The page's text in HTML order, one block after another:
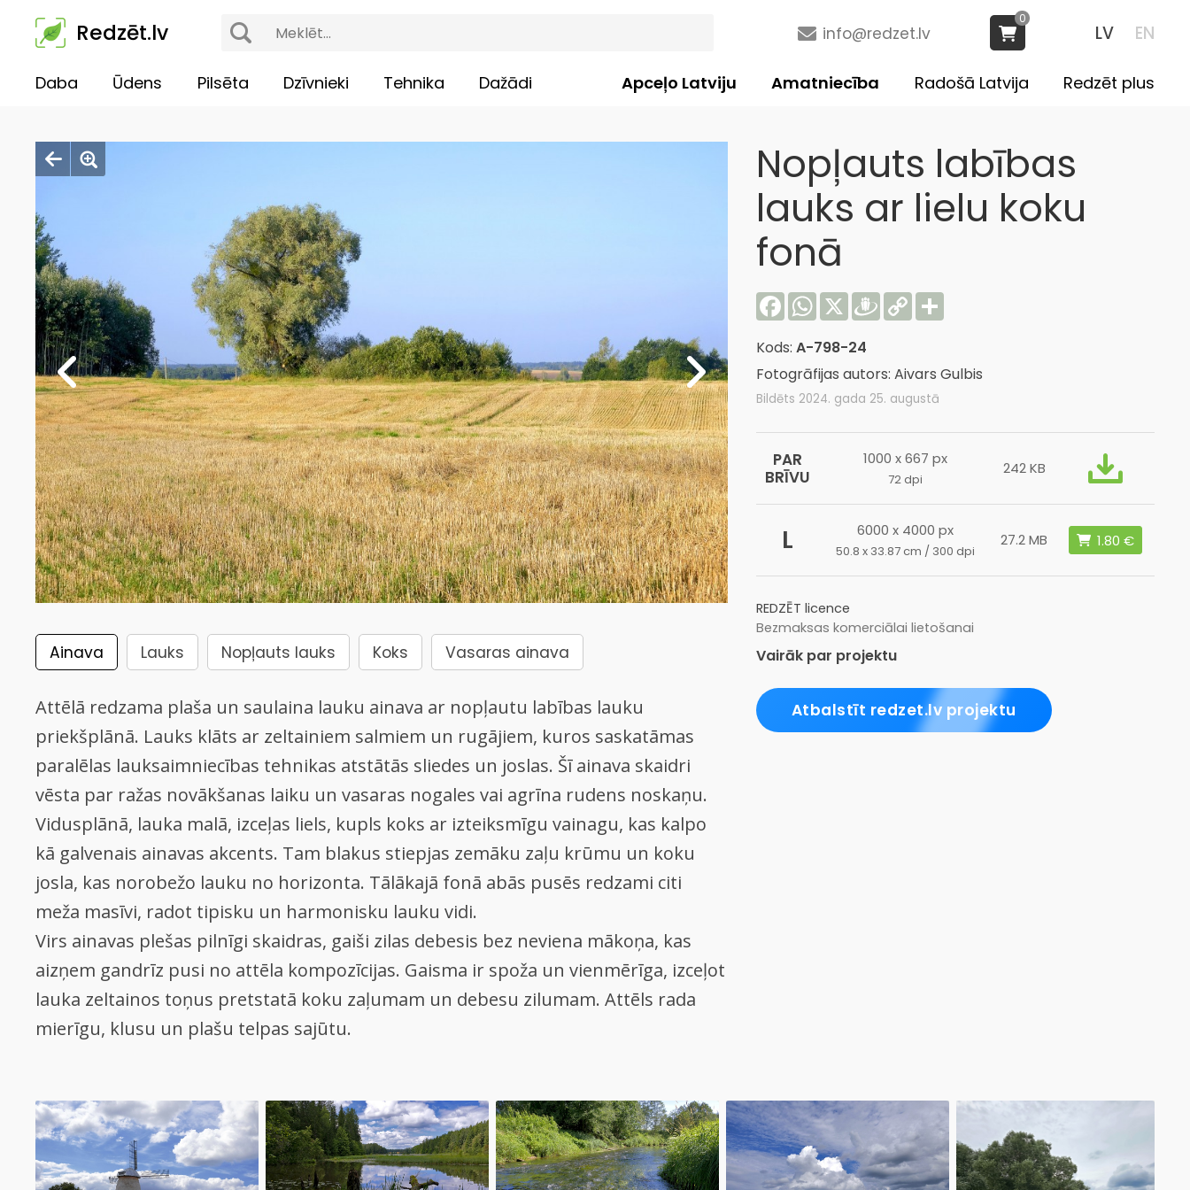
Redzēt.lv LV EN
info@redzet.lv
0
Daba Ūdens Pilsēta Dzīvnieki Tehnika Dažādi Redzēt plus
Radošā Latvija
Amatniecība
Apceļo Latviju
Ainava Lauks Nopļauts lauks Koks Vasaras ainava
Attēlā redzama plaša un saulaina lauku ainava ar nopļautu labības lauku
priekšplānā. Lauks klāts ar zeltainiem salmiem un rugājiem, kuros saskatāmas
paralēlas lauksaimniecības tehnikas atstātās sliedes un joslas. Šī ainava skaidri
vēsta par ražas novākšanas laiku un vasaras nogales vai agrīna rudens noskaņu.
Vidusplānā, lauka malā, izceļas liels, kupls koks ar izteiksmīgu vainagu, kas kalpo
kā galvenais ainavas akcents. Tam blakus stiepjas zemāku zaļu krūmu un koku
josla, kas norobežo lauku no horizonta. Tālākajā fonā abās pusēs redzami citi
meža masīvi, radot tipisku un harmonisku lauku vidi.
Virs ainavas plešas pilnīgi skaidras, gaiši zilas debesis bez neviena mākoņa, kas
aizņem gandrīz pusi no attēla kompozīcijas. Gaisma ir spoža un vienmērīga, izceļot
lauka zeltainos toņus pretstatā koku zaļumam un debesu zilumam. Attēls rada
mierīgu, klusu un plašu telpas sajūtu.
Nopļauts labības
lauks ar lielu koku
fonā
Facebook
WhatsApp
X Draugiem
Copy
Link
Share
Kods: A-798-24
Fotogrāfijas autors: Aivars Gulbis
Bildēts 2024. gada 25. augustā
PAR
BRĪVU
1000 x 667 px
72 dpi
242 KB
L 6000 x 4000 px
50.8 x 33.87 cm / 300 dpi
27.2 MB
REDZĒT licence
Bezmaksas komerciālai lietošanai
Vairāk par projektu
Atbalstīt redzet.lv projektu